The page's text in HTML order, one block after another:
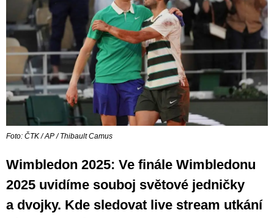
Foto: ČTK / AP / Thibault Camus
Wimbledon 2025: Ve finále Wimbledonu
2025 uvidíme souboj světové jedničky
a dvojky. Kde sledovat live stream utkání